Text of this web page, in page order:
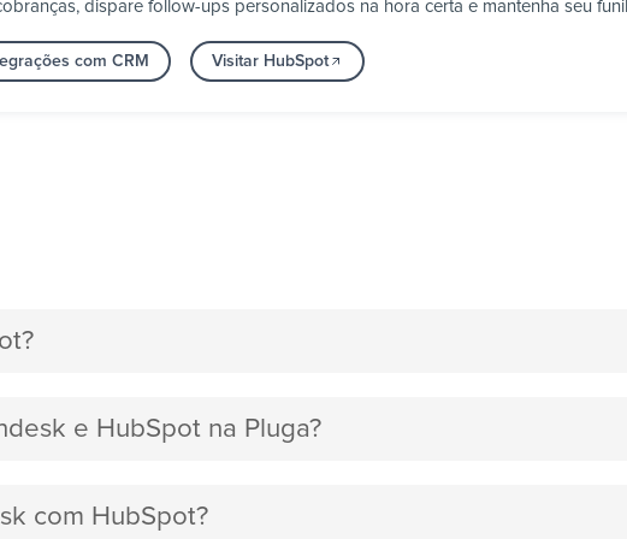
dispare follow-ups personalizados na hora certa e mantenha seu
com CRM Visitar HubSpot
e HubSpot na Pluga?
com HubSpot?